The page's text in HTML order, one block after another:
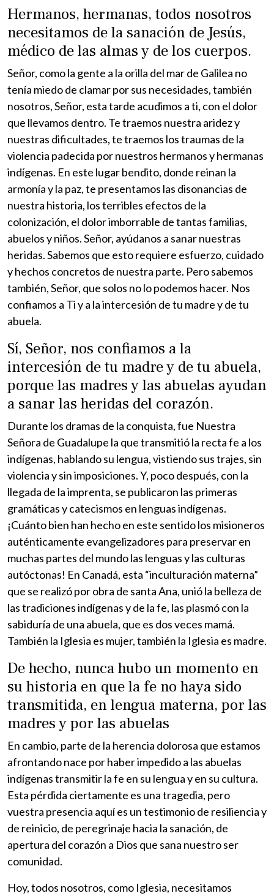
Hermanos, hermanas, todos nosotros
necesitamos de la sanación de Jesús,
médico de las almas y de los cuerpos.
Señor, como la gente a la orilla del mar de Galilea no
tenía miedo de clamar por sus necesidades, también
nosotros, Señor, esta tarde acudimos a ti, con el dolor
que llevamos dentro. Te traemos nuestra aridez y
nuestras dificultades, te traemos los traumas de la
violencia padecida por nuestros hermanos y hermanas
indígenas. En este lugar bendito, donde reinan la
armonía y la paz, te presentamos las disonancias de
nuestra historia, los terribles efectos de la
colonización, el dolor imborrable de tantas familias,
abuelos y niños. Señor, ayúdanos a sanar nuestras
heridas. Sabemos que esto requiere esfuerzo, cuidado
y hechos concretos de nuestra parte. Pero sabemos
también, Señor, que solos no lo podemos hacer. Nos
confiamos a Ti y a la intercesión de tu madre y de tu
abuela.
Sí, Señor, nos confiamos a la
intercesión de tu madre y de tu abuela,
porque las madres y las abuelas ayudan
a sanar las heridas del corazón.
Durante los dramas de la conquista, fue Nuestra
Señora de Guadalupe la que transmitió la recta fe a los
indígenas, hablando su lengua, vistiendo sus trajes, sin
violencia y sin imposiciones. Y, poco después, con la
llegada de la imprenta, se publicaron las primeras
gramáticas y catecismos en lenguas indígenas.
¡Cuánto bien han hecho en este sentido los misioneros
auténticamente evangelizadores para preservar en
muchas partes del mundo las lenguas y las culturas
autóctonas! En Canadá, esta “inculturación materna”
que se realizó por obra de santa Ana, unió la belleza de
las tradiciones indígenas y de la fe, las plasmó con la
sabiduría de una abuela, que es dos veces mamá.
También la Iglesia es mujer, también la Iglesia es madre.
De hecho, nunca hubo un momento en
su historia en que la fe no haya sido
transmitida, en lengua materna, por las
madres y por las abuelas
En cambio, parte de la herencia dolorosa que estamos
afrontando nace por haber impedido a las abuelas
indígenas transmitir la fe en su lengua y en su cultura.
Esta pérdida ciertamente es una tragedia, pero
vuestra presencia aquí es un testimonio de resiliencia y
de reinicio, de peregrinaje hacia la sanación, de
apertura del corazón a Dios que sana nuestro ser
comunidad.
Hoy, todos nosotros, como Iglesia, necesitamos